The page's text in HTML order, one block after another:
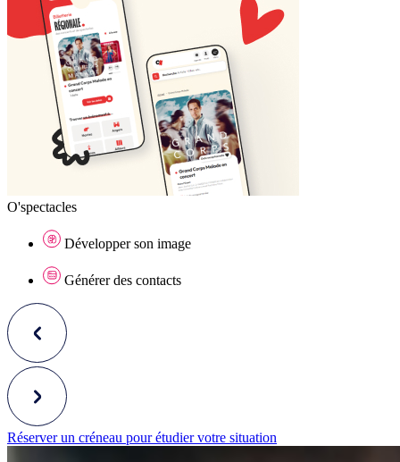
O'spectacles
Développer son image
Générer des contacts
Réserver un créneau pour étudier votre situation